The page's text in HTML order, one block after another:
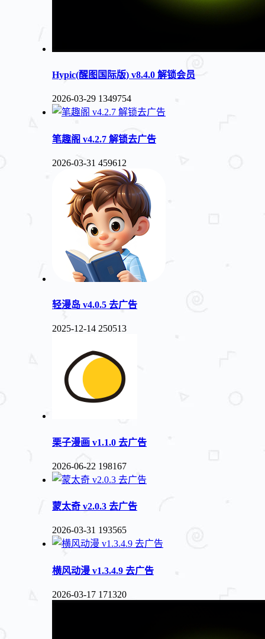
Hypic(醒图国际版) v8.4.0 解锁会员
2026-03-29 1349754
笔趣阁 v4.2.7 解锁去广告
2026-03-31 459612
轻漫岛 v4.0.5 去广告
2025-12-14 250513
栗子漫画 v1.1.0 去广告
2026-06-22 198167
蒙太奇 v2.0.3 去广告
2026-03-31 193565
横风动漫 v1.3.4.9 去广告
2026-03-17 171320